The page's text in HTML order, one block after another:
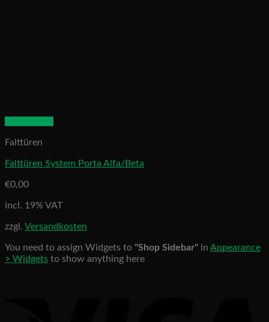
Falttüren
Falttüren System Porta Alfa/Beta
€0,00
incl. 19% VAT
zzgl. Versandkosten
You need to assign Widgets to "Shop Sidebar" in Appearance
> Widgets to show anything here